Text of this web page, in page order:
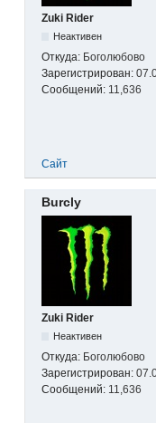
Zuki Rider
Неактивен
Откуда: Боголюбово
Зарегистрирован:
Сообщений: 11,636
Сайт
Burcly
Zuki Rider
Неактивен
Откуда: Боголюбово
Зарегистрирован:
Сообщений: 11,636